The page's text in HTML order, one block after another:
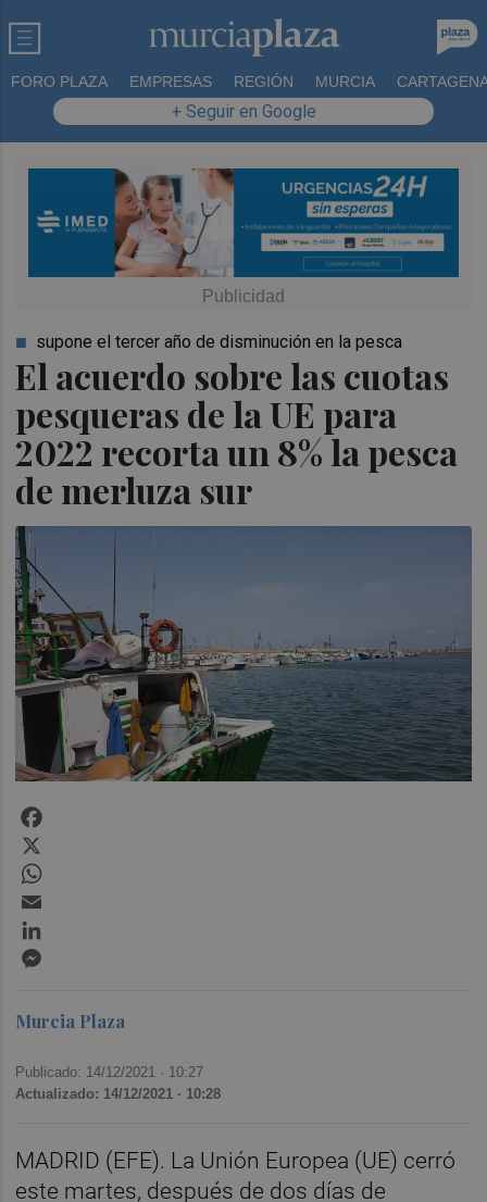
FORO PLAZA EMPRESAS REGIÓN MURCIA
+ Seguir en Google
El acuerdo sobre las cuotas
pesqueras de la UE para
2022 recorta un 8% la pesca
de merluza sur
supone el tercer año de disminución en la pesca
Murcia Plaza
Publicado: 14/12/2021 · 10:27
Actualizado: 14/12/2021 · 10:28
MADRID (EFE). La Unión Europea (UE) cerró
este martes, después de dos días de